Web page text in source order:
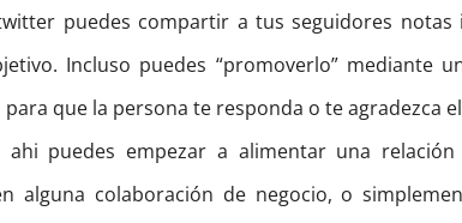
puedes compartir a tus seguidores
Incluso puedes “promoverlo” mediante
que la persona te responda o te agradezca
ahi puedes empezar a alimentar una
alguna colaboración de negocio, o